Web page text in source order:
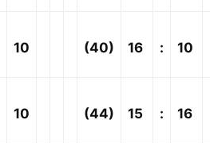
10 (40) 16 : 10
10 (44) 15 : 16